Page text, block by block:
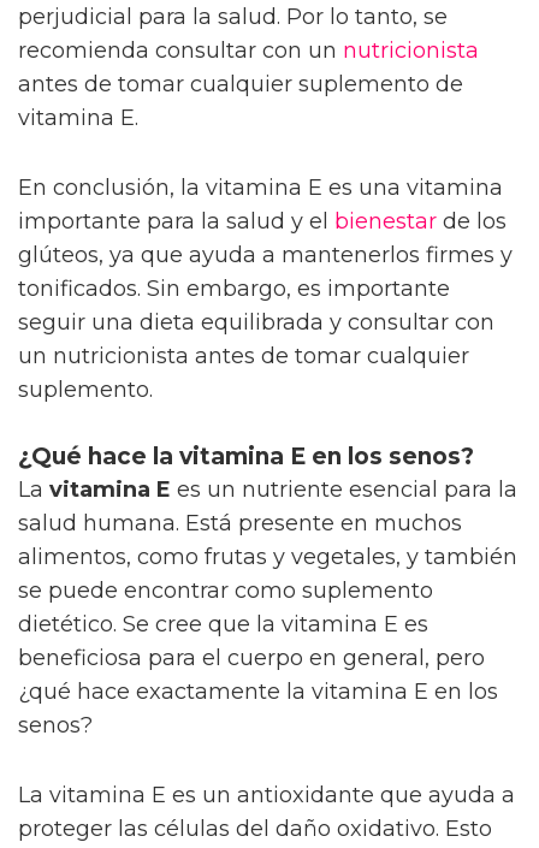
perjudicial para la salud. Por lo tanto, se
recomienda consultar con un nutricionista
antes de tomar cualquier suplemento de
vitamina E.
En conclusión, la vitamina E es una vitamina
importante para la salud y el bienestar de los
glúteos, ya que ayuda a mantenerlos firmes y
tonificados. Sin embargo, es importante
seguir una dieta equilibrada y consultar con
un nutricionista antes de tomar cualquier
suplemento.
¿Qué hace la vitamina E en los senos?
La vitamina E es un nutriente esencial para la
salud humana. Está presente en muchos
alimentos, como frutas y vegetales, y también
se puede encontrar como suplemento
dietético. Se cree que la vitamina E es
beneficiosa para el cuerpo en general, pero
¿qué hace exactamente la vitamina E en los
senos?
La vitamina E es un antioxidante que ayuda a
proteger las células del daño oxidativo. Esto